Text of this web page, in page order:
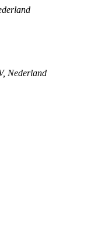
, Nederland